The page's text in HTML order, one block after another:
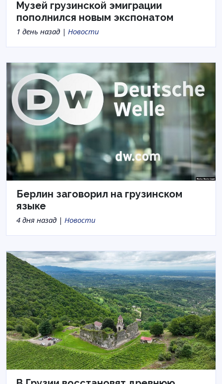
Музей грузинской эмиграции
пополнился новым экспонатом
1 день назад | Новости
Берлин заговорил на грузинском
языке
4 дня назад | Новости